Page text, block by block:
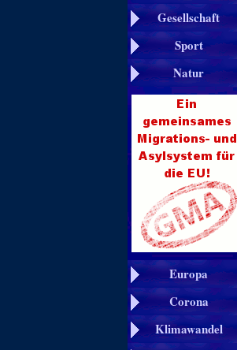
Gesellschaft
Sport
Natur
Europa
Corona
Klimawandel